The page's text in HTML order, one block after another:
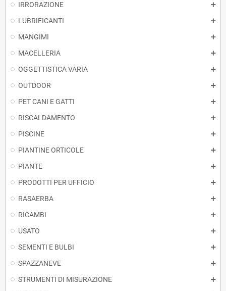
IRRORAZIONE
LUBRIFICANTI
MANGIMI
MACELLERIA
OGGETTISTICA VARIA
OUTDOOR
PET CANI E GATTI
RISCALDAMENTO
PISCINE
PIANTINE ORTICOLE
PIANTE
PRODOTTI PER UFFICIO
RASAERBA
RICAMBI
USATO
SEMENTI E BULBI
SPAZZANEVE
STRUMENTI DI MISURAZIONE